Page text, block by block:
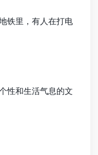
铁里，有人在打电
性和生活气息的文